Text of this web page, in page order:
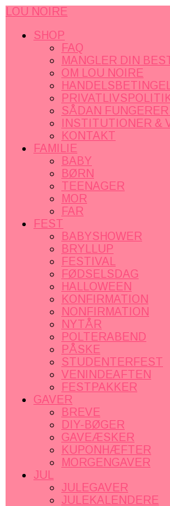
LOU NOIRE
SHOP
FAQ
MANGLER DIN
OM LOU NOIRE
SÅDAN
INSTITUTIONER &
KONTAKT
FAMILIE
BABY
BØRN
TEENAGER
MOR
FAR
FEST
BABYSHOWER
BRYLLUP
FESTIVAL
FØDSELSDAG
HALLOWEEN
KONFIRMATION
NONFIRMATION
NYTÅR
POLTERABEND
PÅSKE
STUDENTERFEST
VENINDEAFTEN
FESTPAKKER
GAVER
BREVE
DIY-BØGER
GAVEÆSKER
KUPONHÆFTER
MORGENGAVER
JUL
JULEGAVER
JULEKALENDERE